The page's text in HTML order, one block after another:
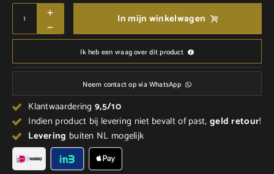
In mijn winkelwagen
Ik heb een vraag over dit product
Neem contact op via WhatsApp
Klantwaardering9,5/10
Indien product bij levering niet bevalt of past, geld retour!
Levering buiten NL mogelijk